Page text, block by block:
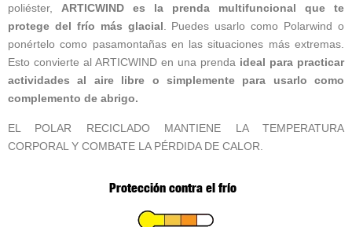
poliéster, ARTICWIND es la prenda multifuncional que te
protege del frío más glacial . Puedes usarlo como Polarwind o
ponértelo como pasamontañas en las situaciones más extremas.
Esto convierte al ARTICWIND en una prenda ideal para practicar
actividades al aire libre o simplemente para usarlo como
complemento de abrigo.
EL POLAR RECICLADO MANTIENE LA TEMPERATURA
CORPORAL Y COMBATE LA PÉRDIDA DE CALOR.
Protección contra el frío